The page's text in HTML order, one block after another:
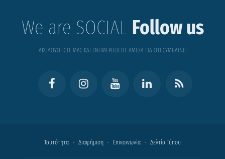
We are SOCIAL Follow us
ΑΚΟΛΟΥΘΗΣΤΕ ΜΑΣ ΚΑΙ ΕΝΗΜΕΡΩΘΕΙΤΕ ΑΜΕΣΑ ΓΙΑ ΟΤΙ ΣΥΜΒΑΙΝΕΙ
Ταυτότητα Διαφήμιση Επικοινωνία Δελτία Τύπου